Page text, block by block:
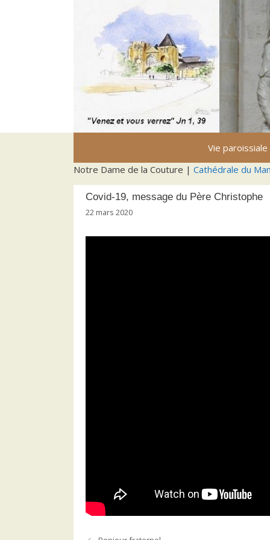
Vie paroissiale
Notre Dame de la Couture | Cathédrale du
Covid-19, message du Père Christophe
22 mars 2020